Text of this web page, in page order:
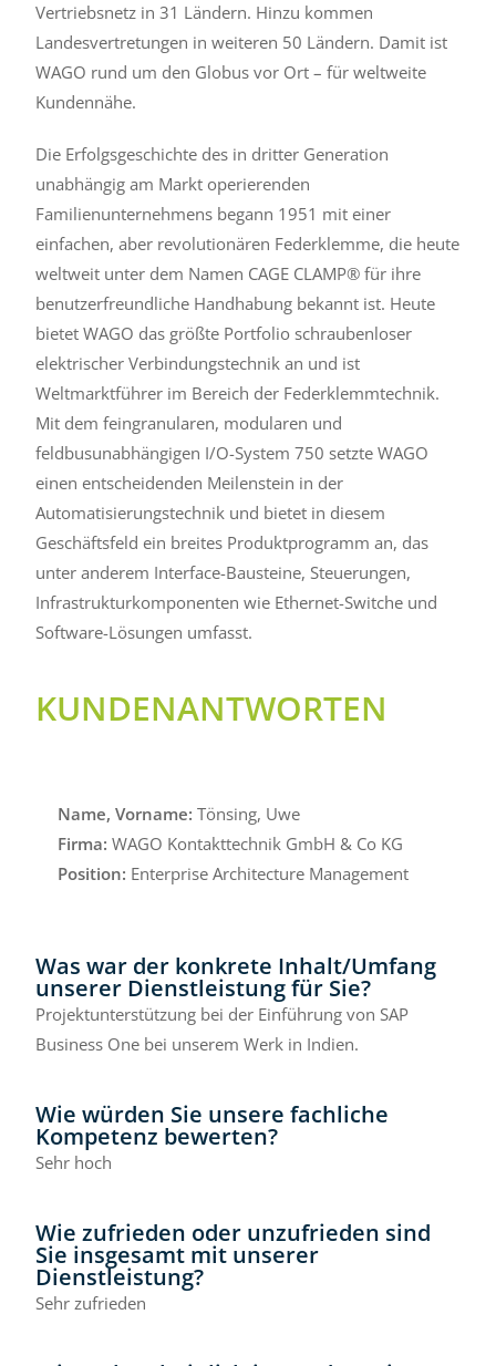
Vertriebsnetz in 31 Ländern. Hinzu kommen
Landesvertretungen in weiteren 50 Ländern. Damit ist
WAGO rund um den Globus vor Ort – für weltweite
Kundennähe.
Die Erfolgsgeschichte des in dritter Generation
unabhängig am Markt operierenden
Familienunternehmens begann 1951 mit einer
einfachen, aber revolutionären Federklemme, die heute
weltweit unter dem Namen CAGE CLAMP® für ihre
benutzerfreundliche Handhabung bekannt ist. Heute
bietet WAGO das größte Portfolio schraubenloser
elektrischer Verbindungstechnik an und ist
Weltmarktführer im Bereich der Federklemmtechnik.
Mit dem feingranularen, modularen und
feldbusunabhängigen I/O-System 750 setzte WAGO
einen entscheidenden Meilenstein in der
Automatisierungstechnik und bietet in diesem
Geschäftsfeld ein breites Produktprogramm an, das
unter anderem Interface-Bausteine, Steuerungen,
Infrastrukturkomponenten wie Ethernet-Switche und
Software-Lösungen umfasst.
KUNDENANTWORTEN
Name, Vorname:Tönsing, Uwe
Firma:WAGO Kontakttechnik GmbH & Co KG
Position: Enterprise Architecture Management
Was war der konkrete Inhalt/Umfang
unserer Dienstleistung für Sie?
Projektunterstützung bei der Einführung von SAP
Business One bei unserem Werk in Indien.
Wie würden Sie unsere fachliche
Kompetenz bewerten?
Sehr hoch
Wie zufrieden oder unzufrieden sind
Sie insgesamt mit unserer
Dienstleistung?
Sehr zufrieden